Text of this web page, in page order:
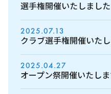
選手権開催いたしました
2025.07.13
クラブ選手権開催いたし
2025.04.27
オープン祭開催いたしま